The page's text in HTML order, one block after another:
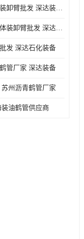
安徽流体装卸臂批发 深达装备 节能环保
马鞍山流体装卸臂批发 深达装备 节能环保
批发 深达石化装备
管厂家 深达装备
州沥青鹤管厂家
油鹤管供应商